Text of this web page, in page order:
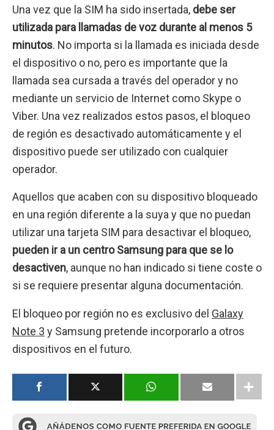
Una vez que la SIM ha sido insertada, debe ser
utilizada para llamadas de voz durante al menos 5
minutos. No importa si la llamada es iniciada desde
el dispositivo o no, pero es importante que la
llamada sea cursada a través del operador y no
mediante un servicio de Internet como Skype o
Viber. Una vez realizados estos pasos, el bloqueo
de región es desactivado automáticamente y el
dispositivo puede ser utilizado con cualquier
operador.
Aquellos que acaben con su dispositivo bloqueado
en una región diferente a la suya y que no puedan
utilizar una tarjeta SIM para desactivar el bloqueo,
pueden ir a un centro Samsung para que se lo
desactiven, aunque no han indicado si tiene coste o
si se requiere presentar alguna documentación.
El bloqueo por región no es exclusivo del Galaxy
Note 3 y Samsung pretende incorporarlo a otros
dispositivos en el futuro.